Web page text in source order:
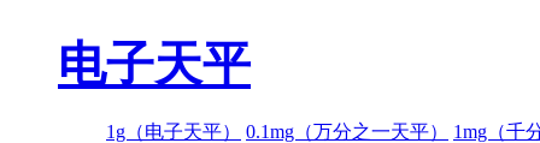
电子天平
1g（电子天平） 0.1mg（万分之一天平） 1mg（千